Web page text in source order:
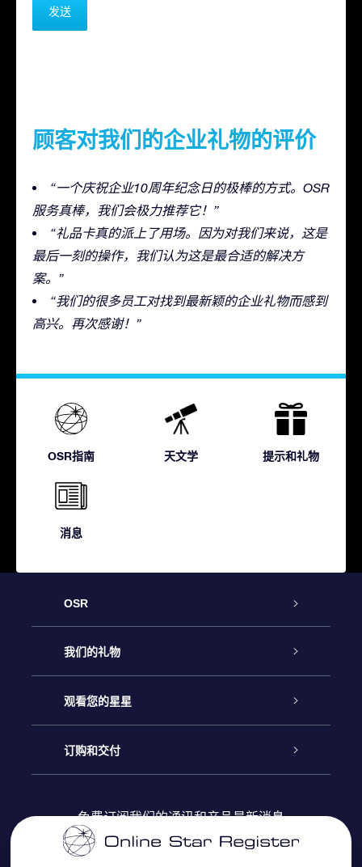
顾客对我们的企业礼物的评价
“一个庆祝企业10周年纪念日的极棒的方式。OSR
服务真棒，我们会极力推荐它！”
“礼品卡真的派上了用场。因为对我们来说，这是
最后一刻的操作，我们认为这是最合适的解决方
案。”
“我们的很多员工对找到最新颖的企业礼物而感到
高兴。再次感谢！”
OSR指南 天文学 提示和礼物
消息
OSR
客户服务
联系我们
博客
评论
我们的礼物
Online Star礼物
OSR 礼物包
OSR 礼物卡
观看您的星星
Online Star Register
个性化的Star Page
订购和交付
付款信息
免费订阅我们的通讯和产品最新消息